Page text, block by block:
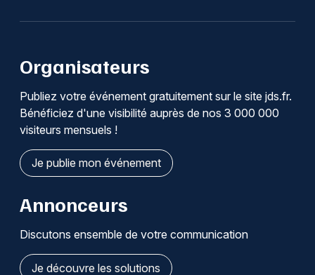
Organisateurs
Publiez votre événement gratuitement sur le site jds.fr.
Bénéficiez d'une visibilité auprès de nos 3 000 000
visiteurs mensuels !
Je publie mon événement
Annonceurs
Discutons ensemble de votre communication
Je découvre les solutions